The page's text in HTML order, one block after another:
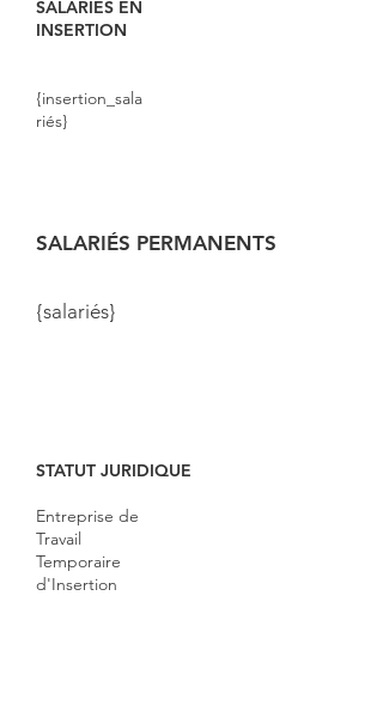
SALARIÉS EN
INSERTION
{insertion_sala
riés}
SALARIÉS PERMANENTS
{salariés}
STATUT JURIDIQUE
Entreprise de
Travail
Temporaire
d'Insertion